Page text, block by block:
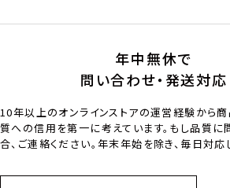
年中無休で
問い合わせ・発送対応
10年以上のオンラインストアの運営経験から
質への信用を第一に考えています。もし品質に
合、ご連絡ください。年末年始を除き、毎日対応